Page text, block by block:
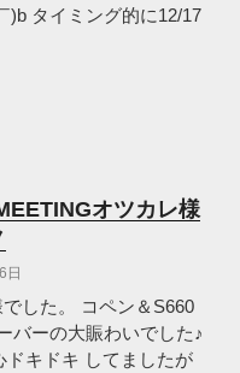
タイミング的に12/17
オツカレ様
日
した。 コペン＆S660
バーの大賑わいでした♪
キドキ してましたが